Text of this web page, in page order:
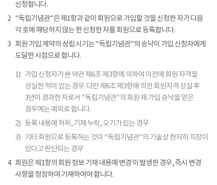
신청합니다.
2 "독립기념관"은 제1항과 같이 회원으로 가입할 것을 신청한 자가 다음
각 호에 해당하지 않는 한 신청한 자를 회원으로 등록합니다.
3 회원 가입 계약의 성립 시기는 "독립기념관"의 승낙이 가입 신청자에게
도달한 시점으로 합니다.
1) 가입 신청자가 본 약관 제6조 제3항에 의하여 이전에 회원 자격을
상실한 적이 있는 경우. 다만 제6조 제3항에 의한 회원자격 상실 후
3년이 경과한 자로서 "독립기념관"의 회원 재 가입 승낙을 얻은
경우에는 예외로 합니다.
2) 등록 내용에 허위, 기재 누락, 오기가 있는 경우
3) 기타 회원으로 등록하는 것이 "독립기념관"의 기술상 현저히 지장이
있다고 판단되는 경우
4
회원은 제1항의 회원 정보 기재 내용에 변경 이 발생한 경우, 즉시 변경
사항을 정정하여 기재하여야 합니다.